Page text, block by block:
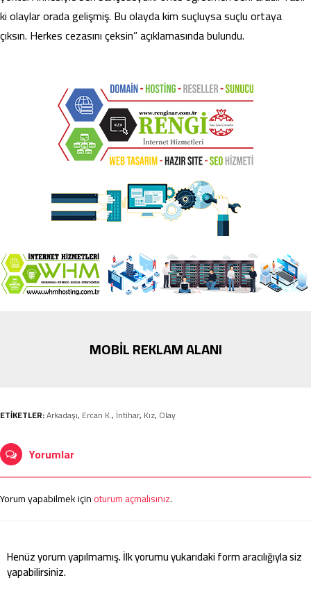
ki olaylar orada gelişmiş. Bu olayda kim suçluysa suçlu ortaya
çıksın. Herkes cezasını çeksin” açıklamasında bulundu.
MOBİL REKLAM ALANI
ETİKETLER:Arkadaşı, Ercan K., İntihar, Kız, Olay
Yorumlar
Yorum yapabilmek içinoturum açmalısınız.
Henüz yorum yapılmamış. İlk yorumu yukarıdaki form aracılığıyla siz
yapabilirsiniz.